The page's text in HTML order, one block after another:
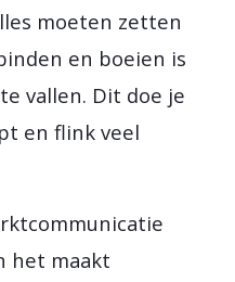
moeten zetten
en boeien is
vallen. Dit doe je
en flink veel
het maakt